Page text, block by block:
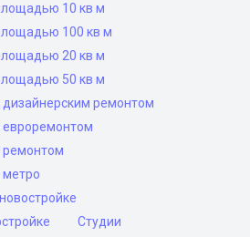
10 кв м
100 кв м
20 кв м
50 кв м
дизайнерским ремонтом
евроремонтом
ремонтом
метро
Студии